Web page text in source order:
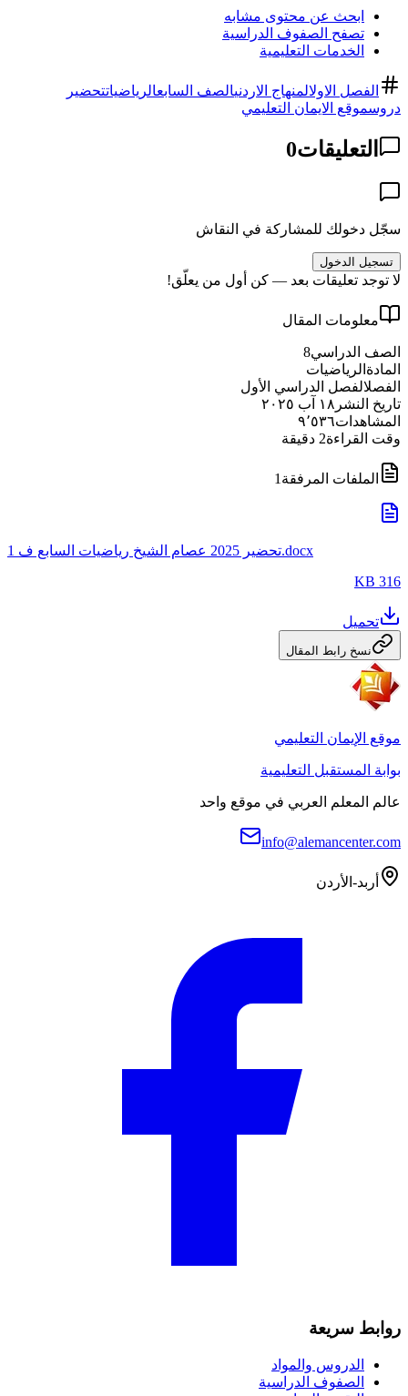
ابحث عن محتوى مشابه
تصفح الصفوف الدراسية
الخدمات التعليمية
الفصل الاولالمنهاج الاردنيالصف السابعالرياضياتتحضير
دروسموقع الايمان التعليمي
التعليقات0
سجّل دخولك للمشاركة في النقاش
تسجيل الدخول
لا توجد تعليقات بعد — كن أول من يعلّق!
معلومات المقال
الصف الدراسي8
المادة الرياضيات
الفصلالفصل الدراسي الأول
تاريخ النشر ١٨ آب ٢٠٢٥
المشاهدات٩٬٥٣٦
وقت القراءة2 دقيقة
الملفات المرفقة 1
تحضير 2025 عصام الشيخ رياضيات السابع ف 1.docx
316 KB
تحميل
نسخ رابط المقال
موقع الإيمان التعليمي
بوابة المستقبل التعليمية
عالم المعلم العربي في موقع واحد
info@alemancenter.com
أربد-الأردن
روابط سريعة
الدروس والمواد
الصفوف الدراسية